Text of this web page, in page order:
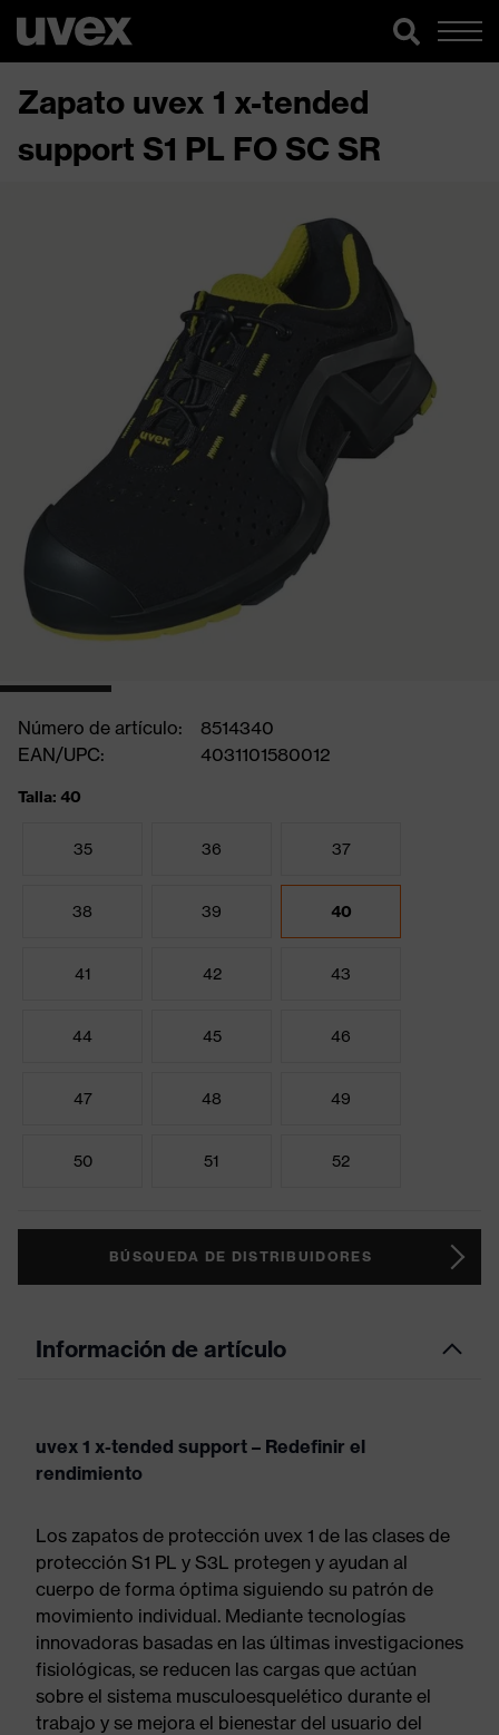
Zapato uvex 1 x-tended
support S1 PL FO SC SR
Número de artículo:
8514340
EAN/UPC:
4031101580012
Talla: 40
35 36 37
38 39 40
41 42 43
44 45 46
47 48 49
50 51 52
BÚSQUEDA DE DISTRIBUIDORES
Información de artículo
uvex 1 x-tended support – Redefinir el
rendimiento
Los zapatos de protección uvex 1 de las clases de
protección S1 PL y S3L protegen y ayudan al
cuerpo de forma óptima siguiendo su patrón de
movimiento individual. Mediante tecnologías
innovadoras basadas en las últimas investigaciones
fisiológicas, se reducen las cargas que actúan
sobre el sistema musculoesquelético durante el
trabajo y se mejora el bienestar del usuario del